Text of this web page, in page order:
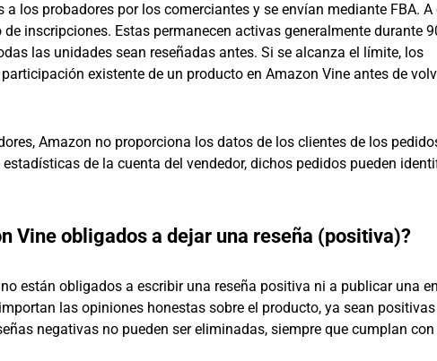
los probadores por los comerciantes y se envían mediante FBA. A
inscripciones. Estas permanecen activas generalmente durante
las unidades sean reseñadas antes. Si se alcanza el límite, los
existente de un producto en Amazon Vine antes de
Amazon no proporciona los datos de los clientes de los
de la cuenta del vendedor, dichos pedidos pueden
Vine obligados a dejar una reseña (positiva)?
están obligados a escribir una reseña positiva ni a publicar una en
las opiniones honestas sobre el producto, ya sean
negativas no pueden ser eliminadas, siempre que cumplan